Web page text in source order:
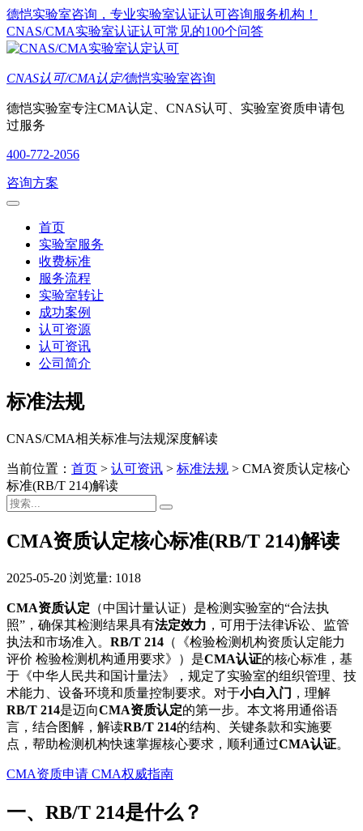
德恺实验室咨询，专业实验室认证认可咨询服务机构！
CNAS/CMA实验室认证认可常见的100个问答
CNAS认可/CMA认定/德恺实验室咨询
德恺实验室专注CMA认定、CNAS认可、实验室资质申请包
过服务
400-772-2056
咨询方案
首页
实验室服务
收费标准
服务流程
实验室转让
成功案例
认可资源
认可资讯
公司简介
标准法规
CNAS/CMA相关标准与法规深度解读
当前位置： 首页 > 认可资讯 > 标准法规 > CMA资质认定核心
标准(RB/T 214)解读
CMA资质认定核心标准(RB/T 214)解读
2025-05-20 浏览量: 1018
CMA资质认定 （中国计量认证）是检测实验室的“合法执
照”，确保其检测结果具有法定效力 ，可用于法律诉讼、监管
执法和市场准入。 RB/T 214 （《检验检测机构资质认定能力
评价 检验检测机构通用要求》）是CMA认证的核心标准，基
于《中华人民共和国计量法》，规定了实验室的组织管理、技
术能力、设备环境和质量控制要求。对于小白入门 ，理解
RB/T 214是迈向CMA资质认定的第一步。本文将用通俗语
言，结合图解，解读RB/T 214的结构、关键条款和实施要
点，帮助检测机构快速掌握核心要求，顺利通过CMA认证。
CMA资质申请 CMA权威指南
一、RB/T 214是什么？